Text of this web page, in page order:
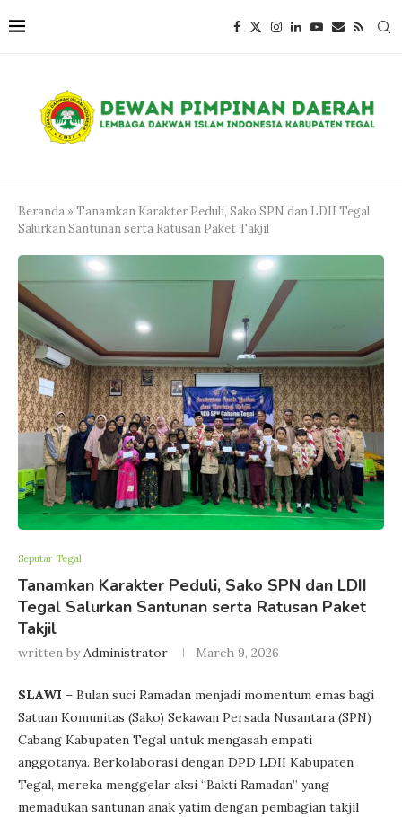
Beranda »Tanamkan Karakter Peduli, Sako SPN dan LDII Tegal
Salurkan Santunan serta Ratusan Paket Takjil
Seputar Tegal
Tanamkan Karakter Peduli, Sako SPN dan LDII
Tegal Salurkan Santunan serta Ratusan Paket
Takjil
written byAdministrator March 9, 2026
SLAWI – Bulan suci Ramadan menjadi momentum emas bagi
Satuan Komunitas (Sako) Sekawan Persada Nusantara (SPN)
Cabang Kabupaten Tegal untuk mengasah empati
anggotanya. Berkolaborasi dengan DPD LDII Kabupaten
Tegal, mereka menggelar aksi “Bakti Ramadan” yang
memadukan santunan anak yatim dengan pembagian takjil